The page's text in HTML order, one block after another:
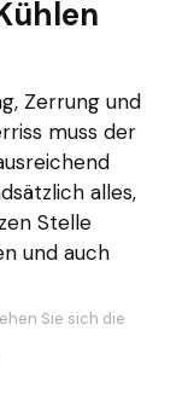
Zerrung und
muss der
alles,
Stelle
und auch
Sie sich die